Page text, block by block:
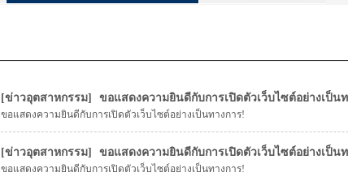
ข่าวอุตสาหกรรม ขอแสดงความยินดีกับการเปิดตัวเว็บไซต์อย่างเป็น
ขอแสดงความยินดีกับการเปิดตัวเว็บไซต์อย่างเป็นทางการ!
ข่าวอุตสาหกรรม ขอแสดงความยินดีกับการเปิดตัวเว็บไซต์อย่างเป็น
ขอแสดงความยินดีกับการเปิดตัวเว็บไซต์อย่างเป็นทางการ!